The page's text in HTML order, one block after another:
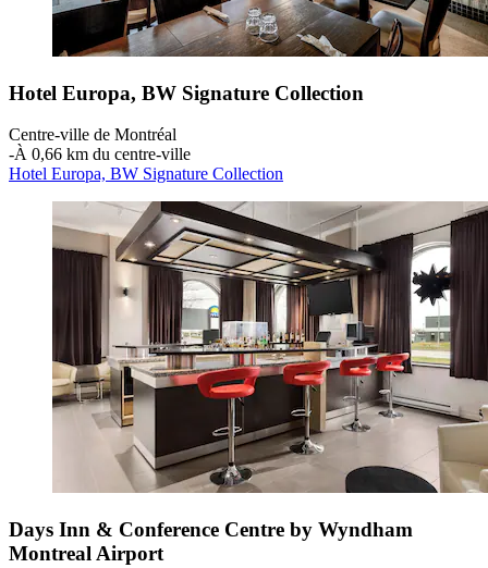
Hotel Europa, BW Signature Collection
Centre-ville de Montréal
‐À 0,66 km du centre-ville
Hotel Europa, BW Signature Collection
Days Inn & Conference Centre by Wyndham
Montreal Airport